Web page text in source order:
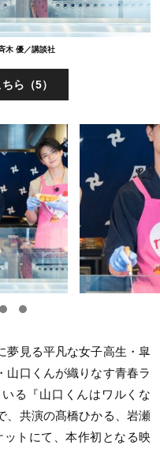
木 優／講談社
ら（5）
夢見る平凡な女子高生・皐
山口くんが織りなす青春ラ
る『山口くんはワルくな
、共演の髙橋ひかる、岩瀬
トにて、本作初となる映